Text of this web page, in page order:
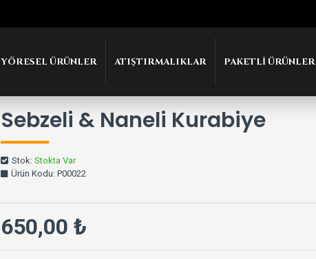
YÖRESEL ÜRÜNLER ATIŞTIRMALIKLAR PAKETLI ÜRÜNLER
Sebzeli & Naneli Kurabiye
Stok: Stokta Var
Ürün Kodu: P00022
650,00 ₺